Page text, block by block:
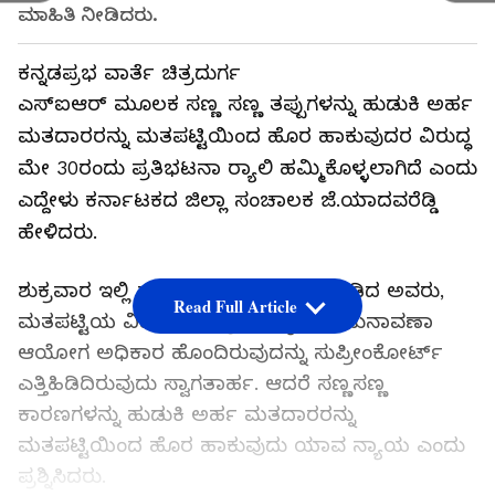
ಮಾಹಿತಿ ನೀಡಿದರು.
ಕನ್ನಡಪ್ರಭ ವಾರ್ತೆ ಚಿತ್ರದುರ್ಗ
ಎಸ್ಐಆರ್ ಮೂಲಕ ಸಣ್ಣ ಸಣ್ಣ ತಪ್ಪುಗಳನ್ನು ಹುಡುಕಿ ಅರ್ಹ
ಮತದಾರರನ್ನು ಮತಪಟ್ಟಿಯಿಂದ ಹೊರ ಹಾಕುವುದರ ವಿರುದ್ಧ
ಮೇ 30ರಂದು ಪ್ರತಿಭಟನಾ ರ್‍ಯಾಲಿ ಹಮ್ಮಿಕೊಳ್ಳಲಾಗಿದೆ ಎಂದು
ಎದ್ದೇಳು ಕರ್ನಾಟಕದ ಜಿಲ್ಲಾ ಸಂಚಾಲಕ ಜೆ.ಯಾದವರೆಡ್ಡಿ
ಹೇಳಿದರು.
ಶುಕ್ರವಾರ ಇಲ್ಲಿ ಸುದ್ದಿಗೋಷ್ಠಿಯಲ್ಲಿ ಮಾತನಾಡಿದ ಅವರು,
ಮತಪಟ್ಟಿಯ ವಿಶೇಷ ಸಮಗ್ರ ಪರಿಷ್ಕರಣೆಗೆ ಚುನಾವಣಾ
ಆಯೋಗ ಅಧಿಕಾರ ಹೊಂದಿರುವುದನ್ನು ಸುಪ್ರೀಂಕೋರ್ಟ್
ಎತ್ತಿಹಿಡಿದಿರುವುದು ಸ್ವಾಗತಾರ್ಹ. ಆದರೆ ಸಣ್ಣಸಣ್ಣ
ಕಾರಣಗಳನ್ನು ಹುಡುಕಿ ಅರ್ಹ ಮತದಾರರನ್ನು
ಮತಪಟ್ಟಿಯಿಂದ ಹೊರ ಹಾಕುವುದು ಯಾವ ನ್ಯಾಯ ಎಂದು
ಪ್ರಶ್ನಿಸಿದರು.
Read Full Article